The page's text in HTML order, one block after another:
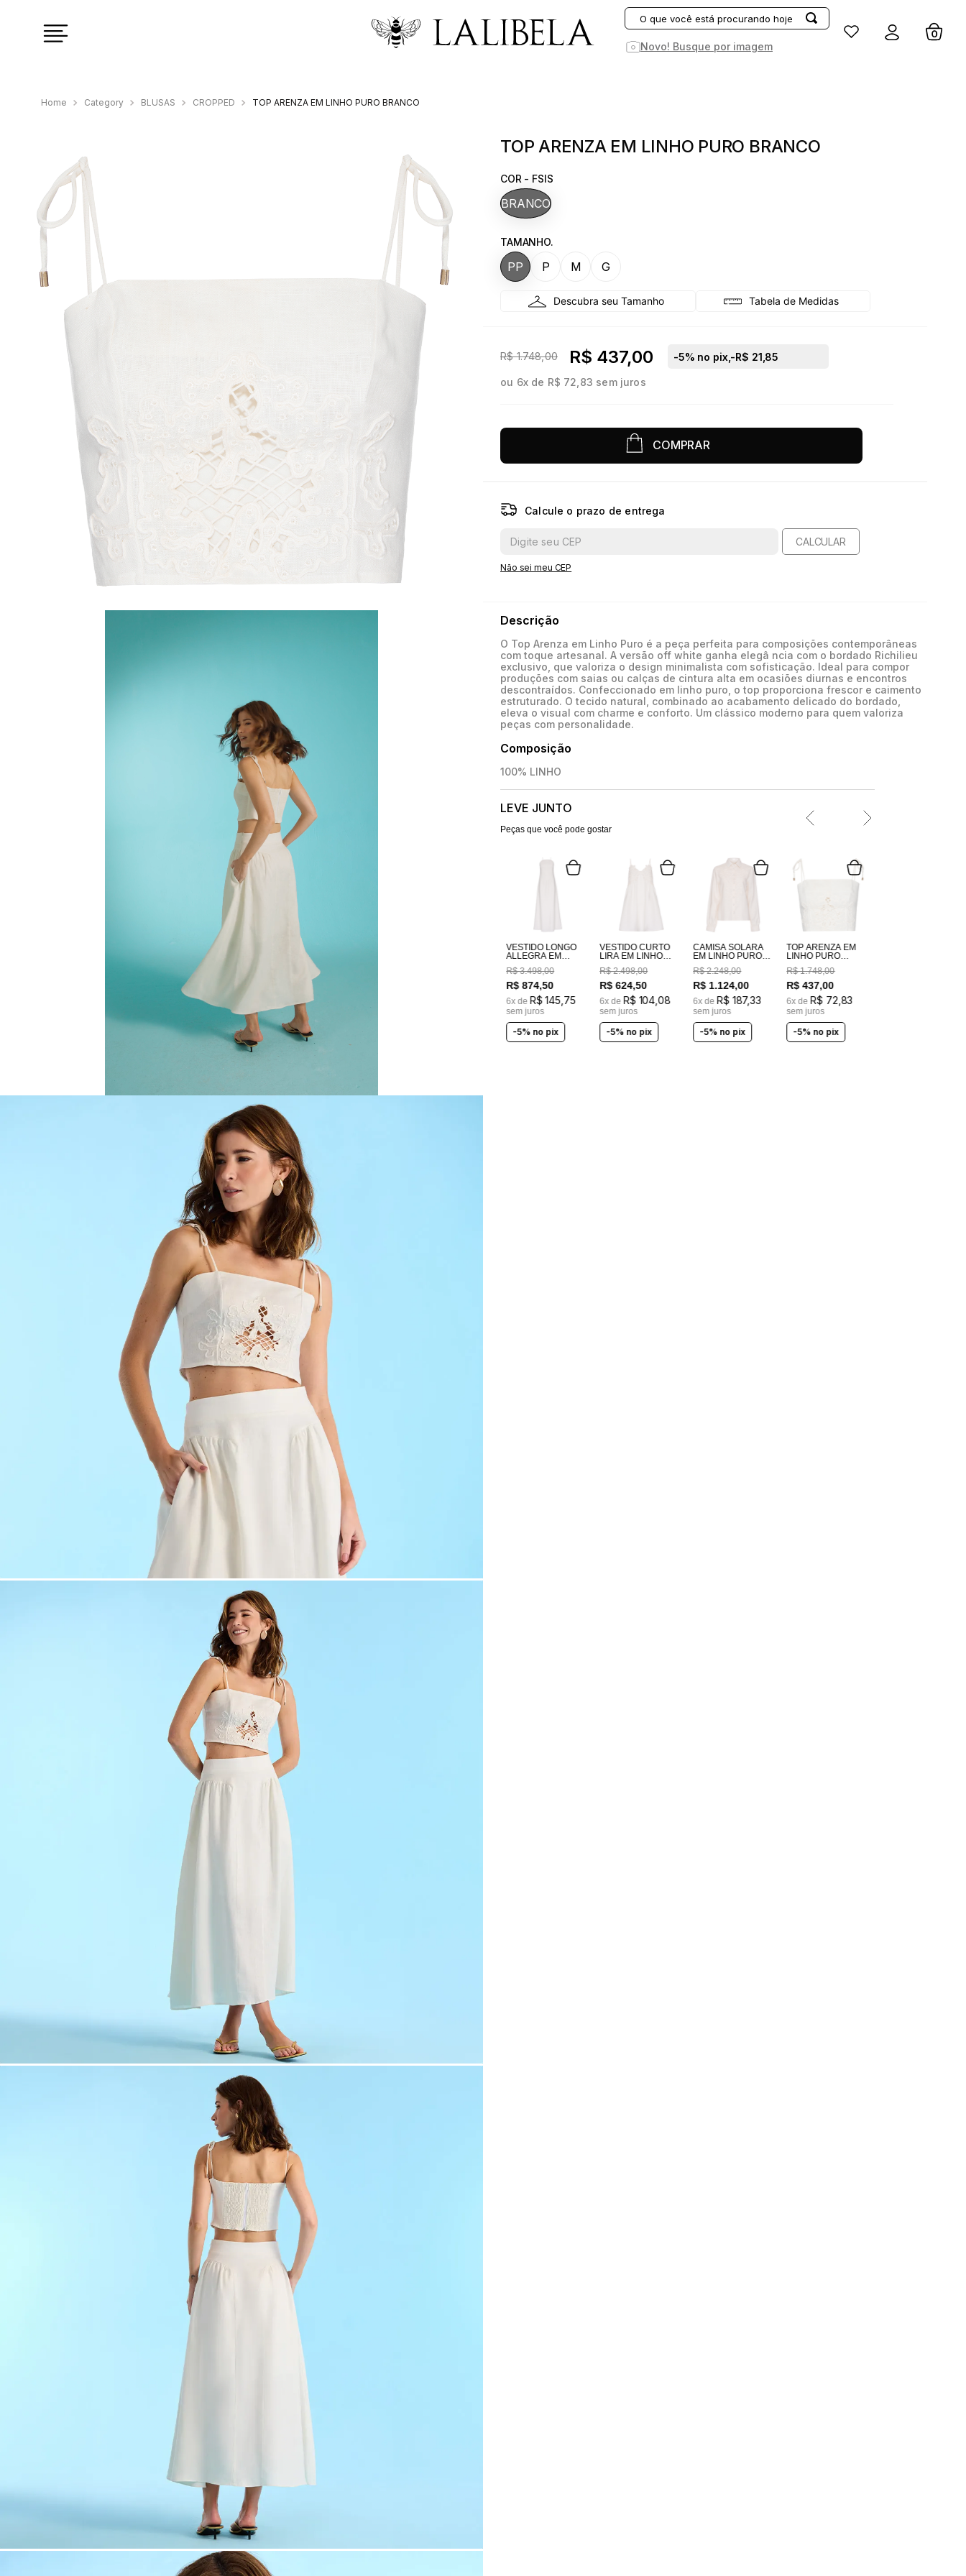
O que você está procurando hoje?
Novo! Busque por imagem
rosa
linho
Entrar
Category BLUSAS CROPPED TOP ARENZA EM LINHO PURO BRANCO
TOP ARENZA EM LINHO PURO BRANCO
COR - FSIS
BRANCO
TAMANHO.
G
M
P
PP
Tabela de Medidas
R$ 1.748,00 R$ 437,00 -5% no pix, -R$ 21,85
ou 6x de R$ 72,83 sem juros
COMPRAR
Calcule o prazo de entrega
CALCULAR
Não sei meu CEP
Descrição
O Top Arenza em Linho Puro é a peça perfeita para composições contemporâneas
com toque artesanal. A versão off white ganha elegâ ncia com o bordado Richilieu
exclusivo, que valoriza o design minimalista com sofisticação. Ideal para compor
produções com saias ou calças de cintura alta em ocasiões diurnas e encontros
descontraídos. Confeccionado em linho puro, o top proporciona frescor e caimento
estruturado. O tecido natural, combinado ao acabamento delicado do bordado,
eleva o visual com charme e conforto. Um clássico moderno para quem valoriza
peças com personalidade.
Composição
100% LINHO
LEVE JUNTO
Peças que você pode gostar
VESTIDO LONGO
ALLEGRA EM
LINHO PURO
BRANCO
R$ 3.498,00
R$ 874,50
6x de R$ 145 75
sem juros
-5% no pix
VESTIDO CURTO
LIRA EM LINHO
PURO BRANCO
R$ 2.498,00
R$ 624,50
6x de R$ 104,08
sem juros
-5% no pix
CAMISA SOLARA
EM LINHO PURO
BRANCO
R$ 2.248,00
R$ 1.124,00
6x de R$ 187,33
sem juros
-5% no pix
TOP ARENZA EM
LINHO PURO
BRANCO
R$ 1.748,00
R$ 437,00
6x de R$ 72, 83
sem juros
-5% no pix